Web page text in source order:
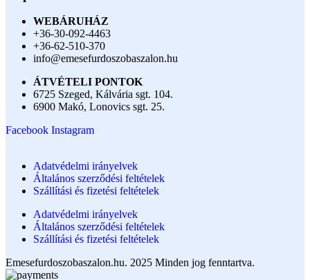
WEBÁRUHÁZ
+36-30-092-4463
+36-62-510-370
info@emesefurdoszobaszalon.hu
ÁTVÉTELI PONTOK
6725 Szeged, Kálvária sgt. 104.​
6900 Makó, Lonovics sgt. 25.
Facebook Instagram
Adatvédelmi irányelvek
Általános szerződési feltételek
Szállítási és fizetési feltételek
Adatvédelmi irányelvek
Általános szerződési feltételek
Szállítási és fizetési feltételek
Emesefurdoszobaszalon.hu. 2025 Minden jog fenntartva.